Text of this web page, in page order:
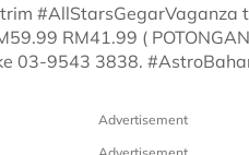
RM41.99 (
03-9543 3838.
Advertisement